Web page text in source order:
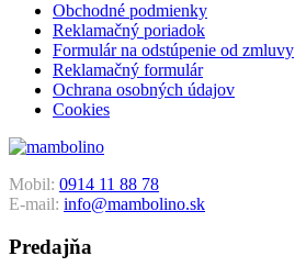
Obchodné podmienky
Reklamačný poriadok
Formulár na odstúpenie od zmluvy
Reklamačný formulár
Ochrana osobných údajov
Cookies
Mobil: 0914 11 88 78
E-mail: info@mambolino.sk
Predajňa